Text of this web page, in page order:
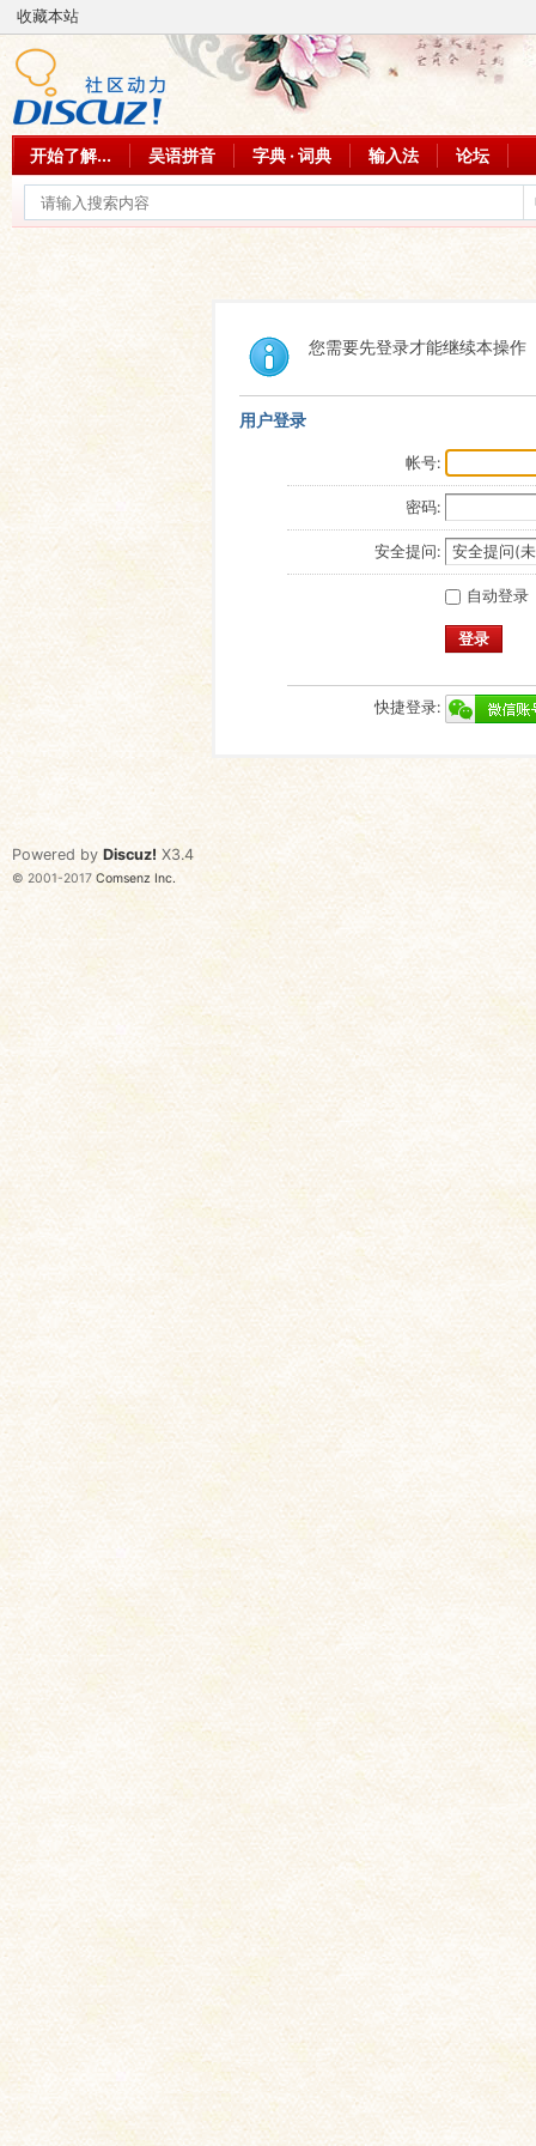
收藏本站
开始了解... 吴语拼音 字典 · 词典 输入法 论坛
您需要先登录才能继续本操作
用户登录
帐号:
密码:
安全提问:
自动登录
登录
快捷登录:
Powered by Discuz! X3.4
© 2001-2017 Comsenz Inc.